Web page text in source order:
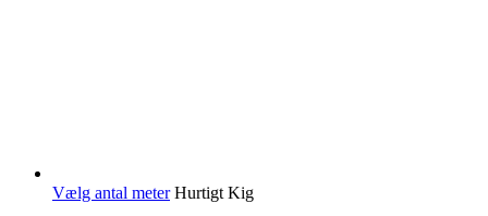
Vælg antal meter Hurtigt Kig